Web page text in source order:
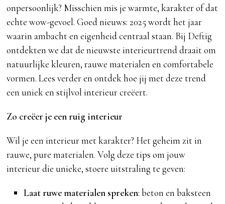
onpersoonlijk? Misschien mis je warmte, karakter of dat
echte wow-gevoel. Goed nieuws: 2025 wordt het jaar
waarin ambacht en eigenheid centraal staan. Bij Deftig
ontdekten we dat de nieuwste interieurtrend draait om
natuurlijke kleuren, rauwe materialen en comfortabele
vormen. Lees verder en ontdek hoe jij met deze trend
een uniek en stijlvol interieur creëert.
Zo creëer je een ruig interieur
Wil je een interieur met karakter? Het geheim zit in
rauwe, pure materialen. Volg deze tips om jouw
interieur die unieke, stoere uitstraling te geven:
Laat ruwe materialen spreken: beton en baksteen